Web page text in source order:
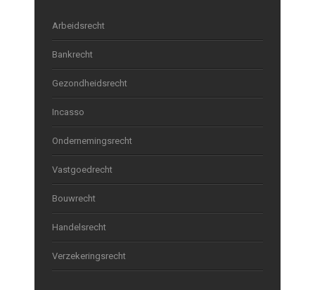
Arbeidsrecht
Bankrecht
Gezondheidsrecht
Incasso
Ondernemingsrecht
Vastgoedrecht
Bouwrecht
Handelsrecht
Verzekeringsrecht